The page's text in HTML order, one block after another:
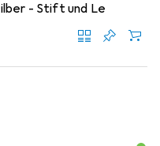
- Stift und Le